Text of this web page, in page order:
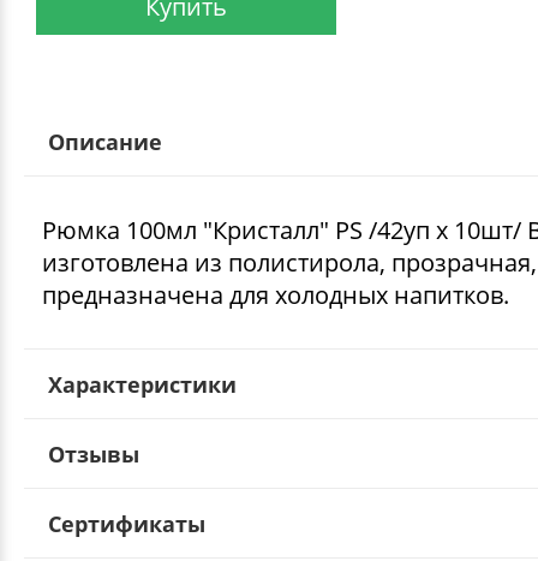
Описание
Рюмка 100мл "Кристалл" PS /42уп х 10шт/
изготовлена из полистирола, прозрачная,
предназначена для холодных напитков.
Характеристики
Отзывы
Сертификаты